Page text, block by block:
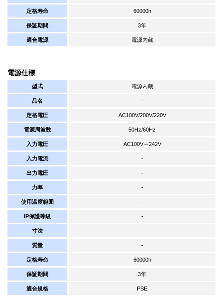
定格寿命 60000h
保証期間 3年
適合電源 電源内蔵
電源仕様
型式 電源内蔵
品名 -
定格電圧 AC100V/200V/220V
電源周波数 50Hz/60Hz
入力電圧 AC100V～242V
入力電流 -
出力電圧 -
力率 -
使用温度範囲 -
IP保護等級 -
寸法 -
質量 -
定格寿命 60000h
保証期間 3年
適合規格 PSE